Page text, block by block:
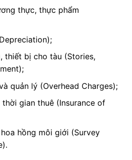
thực, thực phẩm
thiết bị cho tàu (Stories,
quản lý (Overhead Charges);
gian thuê (Insurance of
hồng môi giới (Survey